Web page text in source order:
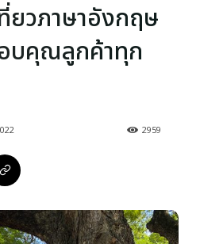
ฮอลิเดย์
ยวภาษาอังกฤษ
บคุณลูกค้าทุก
2959